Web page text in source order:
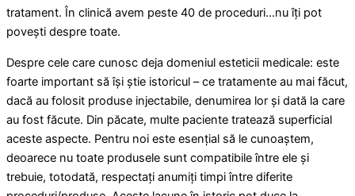
tratament. În clinică avem peste 40 de proceduri…nu îți pot
povești despre toate.
Despre cele care cunosc deja domeniul esteticii medicale: este
foarte important să își știe istoricul – ce tratamente au mai făcut,
dacă au folosit produse injectabile, denumirea lor și dată la care
au fost făcute. Din păcate, multe paciente tratează superficial
aceste aspecte. Pentru noi este esențial să le cunoaștem,
deoarece nu toate produsele sunt compatibile între ele și
trebuie, totodată, respectați anumiți timpi între diferite